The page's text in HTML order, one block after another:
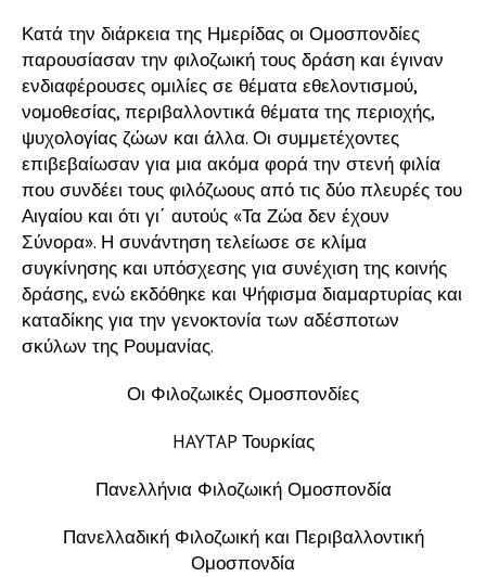
Κατά την διάρκεια της Ημερίδας οι Ομοσπονδίες
παρουσίασαν την φιλοζωική τους δράση και έγιναν
ενδιαφέρουσες ομιλίες σε θέματα εθελοντισμού,
νομοθεσίας, περιβαλλοντικά θέματα της περιοχής,
ψυχολογίας ζώων και άλλα. Οι συμμετέχοντες
επιβεβαίωσαν για μια ακόμα φορά την στενή φιλία
που συνδέει τους φιλόζωους από τις δύο πλευρές του
Αιγαίου και ότι γι΄ αυτούς «Τα Ζώα δεν έχουν
Σύνορα». Η συνάντηση τελείωσε σε κλίμα
συγκίνησης και υπόσχεσης για συνέχιση της κοινής
δράσης, ενώ εκδόθηκε και Ψήφισμα διαμαρτυρίας και
καταδίκης για την γενοκτονία των αδέσποτων
σκύλων της Ρουμανίας.
Οι Φιλοζωικές Ομοσπονδίες
HAYTAP Τουρκίας
Πανελλήνια Φιλοζωική Ομοσπονδία
Πανελλαδική Φιλοζωική και Περιβαλλοντική
Ομοσπονδία